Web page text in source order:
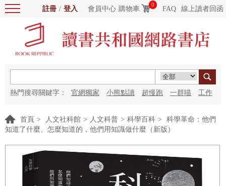
註冊 / 登入 會員中心 購物車
0
FAQ 線上讀者回函
熱門搜尋關鍵字： 官網獨家 小熊點讀 超慢跑 一群喵 工作
首頁 > 人文社科館 > 人文科普 > 科學百科 >
科學革命：他們
知道了什麼、怎麼知道的，他們用知識做什麼（新版）